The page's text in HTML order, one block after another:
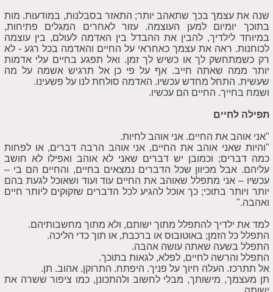
שנה את עצמך בכך שתאהב יותר; התאזר בסבלנות, במודעות. מות
בתוכך יומיום למען העוצמה. עזור לאחרים המגלים פתיחות,
במיוחד לילדיך, להבין את ההבדל בין האדמה לעולם, בין עוצמה
לכוחנות. ראה את עצמך כאחראי על החיים והאדמה בכל רגע - לא
רק כשמתחשק לך או כשיש לך זמן. ואל תפגע בחיים עלי אדמות
יותר ממה שאתה חייב. אף על פי כן אל תרגיש אשמה על מה
שעשית. התחל מחדש עכשיו. האדמה סולחת לנו על פשעינו.
ושמח בחייך. החיים הם עכשיו.
תפילה לחיים
"אני אוהב את החיים. אני אוהב לחיות.
"והיות שאני אוהב את החיים, אני אוהב הרבה דברים, או לפחות
כמה דברים; וכמובן יש דברים שאני לא אוהב ואפילו לא חושב
עליהם. אבל מכיוון שכל הדברים נמצאים בחיים, והחיים הם בי –
עכשיו – אני מתפלל שאוהב את החיים עוד ועוד ושאוכל לגעת בהם
יותר ויותר בתוכי; כך אוכל להגיע לכל הדברים שזקוקים ליותר חיים
ואהבה."
למד את ילדיך להתפלל מתוך ישותם, ולא מתוך מחשבותיהם.
התפלל כל הזמן; באוטובוס או ברכבת, או תוך כדי הליכה.
התפלל בשעה שאתה עושה אהבה.
התפלל והרשה לחיים, לפלא, לגאות בתוכך.
אל תתרכז. העלה חיוך על פניך. היפתח. התרוקן. אהוב. תן.
תן מעצמך, מישותך, מבלי לחשוב ולהתכונן, כמו ציפור ששרה את